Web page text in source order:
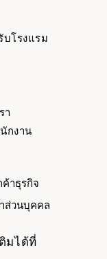
โรงแรม
า
กงาน
าธุรกิจ
ส่วนบุคคล
มได้ที่